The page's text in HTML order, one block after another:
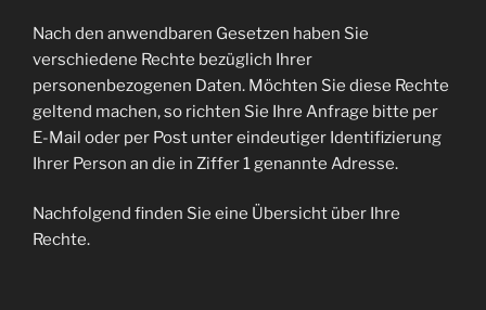
Nach den anwendbaren Gesetzen haben Sie
verschiedene Rechte bezüglich Ihrer
personenbezogenen Daten. Möchten Sie diese Rechte
geltend machen, so richten Sie Ihre Anfrage bitte per
E-Mail oder per Post unter eindeutiger Identifizierung
Ihrer Person an die in Ziffer 1 genannte Adresse.
Nachfolgend finden Sie eine Übersicht über Ihre
Rechte.